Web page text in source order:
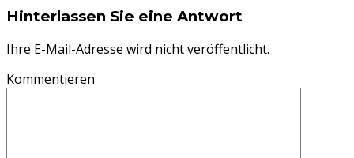
Hinterlassen Sie eine Antwort
Ihre E-Mail-Adresse wird nicht veröffentlicht.
Kommentieren